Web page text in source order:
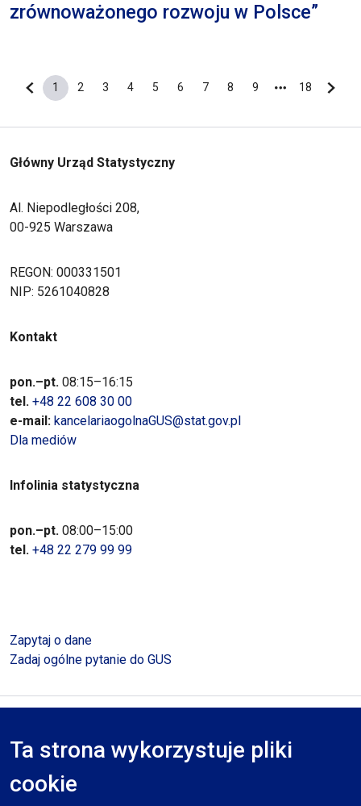
Ta strona wykorzystuje pliki
cookie
zrównoważonego rozwoju w Polsce”
Poprzednia strona
Bieżąca strona
1
Strona
2
Strona
3
Strona
4
Strona
5
Strona
6
Strona
7
Strona
8
Strona
9
Ostatnia
18
Główny Urząd Statystyczny
Al. Niepodległości 208,
00-925 Warszawa
REGON: 000331501
NIP: 5261040828
Kontakt
pon.–pt. 08:15–16:15
tel. +48 22 608 30 00
e-mail: kancelariaogolnaGUS@stat.gov.pl
Dla mediów
Infolinia statystyczna
pon.–pt. 08:00–15:00
tel. +48 22 279 99 99
Zapytaj o dane
Zadaj ogólne pytanie do GUS
RODO